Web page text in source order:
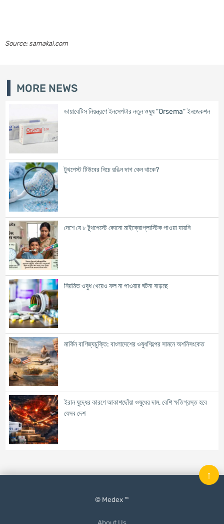
Source: samakal.com
MORE NEWS
ডায়াবেটিস নিয়ন্ত্রণে ইনসেপটার নতুন ওষুধ "Orsema" ইনজেকশন
টুথপেস্ট টিউবের নিচে রঙিন দাগ কেন থাকে?
দেশে যে ৮ টুথপেস্টে কোনো মাইক্রোপ্লাস্টিক পাওয়া যায়নি
নিয়মিত ওষুধ খেয়েও ফল না পাওয়ার ঘটনা বাড়ছে
মার্কিন বাণিজ্যচুক্তি: বাংলাদেশের ওষুধশিল্পের সামনে অশনিসংকেত
ইরান যুদ্ধের কারণে আকাশছোঁয়া ওষুধের দাম, বেশি ক্ষতিগ্রস্ত হবে
যেসব দেশ
© Medex ™
↑